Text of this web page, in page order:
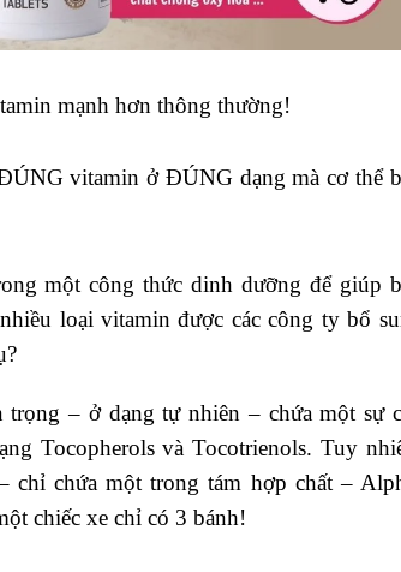
mạnh hơn thông thường!
vitamin ở ĐÚNG dạng mà cơ thể
một công thức dinh dưỡng để giúp
loại vitamin được các công ty bổ
– ở dạng tự nhiên – chứa một sự
Tocopherols và Tocotrienols. Tuy
chỉ chứa một trong tám hợp chất –
chiếc xe chỉ có 3 bánh!